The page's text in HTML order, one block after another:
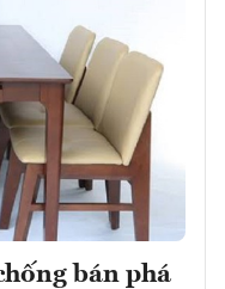
bán phá